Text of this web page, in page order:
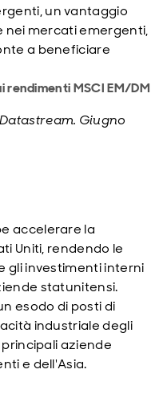
un vantaggio
nei mercati emergenti,
a beneficiare
rendimenti MSCI EM/DM
Giugno
accelerare la
Uniti, rendendo le
gli investimenti interni
statunitensi.
esodo di posti di
industriale degli
aziende
e dell'Asia.